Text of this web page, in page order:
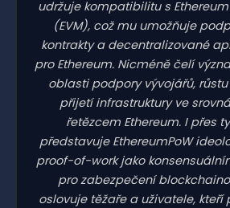
udržuje kompatibilitu s
(EVM), což mu umožňuje
kontrakty a decentralizované
pro Ethereum. Nicméně čelí
oblasti podpory vývojářů,
přijetí infrastruktury ve
řetězcem Ethereum. I přes
představuje EthereumPoW
proof-of-work jako
pro zabezpečení
oslovuje těžaře a uživatele,